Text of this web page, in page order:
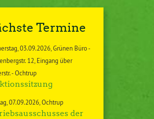
Termine
03.09.2026 Grünen Büro -
12, Eingang über
- Ochtrup
07.09.2026 Ochtrup
der